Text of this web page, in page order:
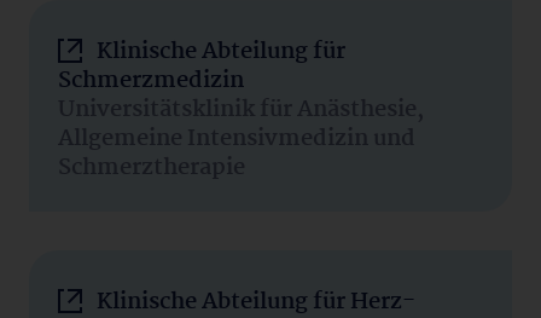
Klinische Abteilung für
Schmerzmedizin
Universitätsklinik für Anästhesie,
Allgemeine Intensivmedizin und
Schmerztherapie
Klinische Abteilung für Herz-